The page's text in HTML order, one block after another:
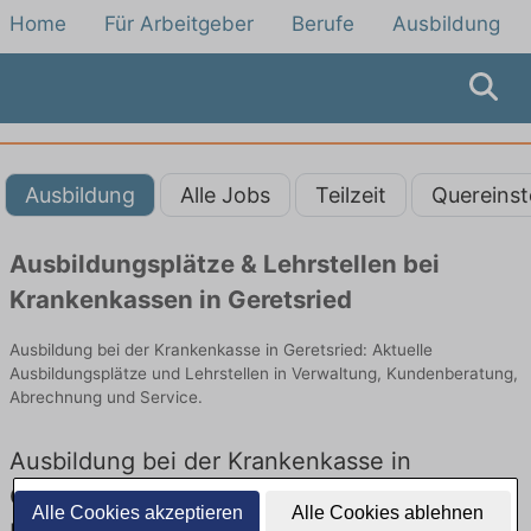
Alle Cookies akzeptieren Alle Cookies ablehnen
Home Für Arbeitgeber Berufe Ausbildung
Ausbildung Alle Jobs Teilzeit
Ausbildungsplätze & Lehrstellen bei
Krankenkassen in Geretsried
Ausbildung bei der Krankenkasse in Geretsried: Aktuelle
Ausbildungsplätze und Lehrstellen in Verwaltung, Kundenberatung,
Abrechnung und Service.
Ausbildung bei der Krankenkasse in
Geretsried – Ausbildungsplätze und